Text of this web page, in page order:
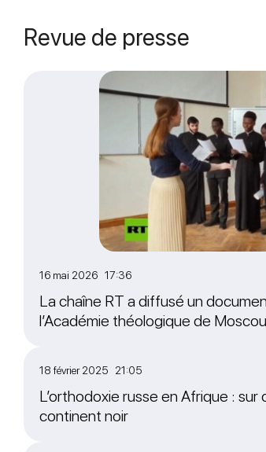
Revue de presse
16 mai 2026 17:36
La chaîne RT a diffusé un
l’Académie théologique de Moscou
18 février 2025 21:05
L’orthodoxie russe en Afrique : sur
continent noir